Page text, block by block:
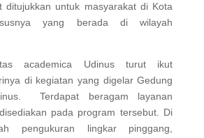
ditujukkan untuk masyarakat di Kota
yang berada di wilayah
academica Udinus turut ikut
di kegiatan yang digelar Gedung
Terdapat beragam layanan
pada program tersebut. Di
pengukuran lingkar pinggang,